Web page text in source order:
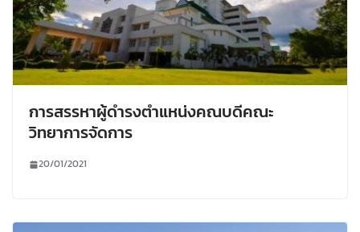
การสรรหาผู้ดำรงตำแหน่งคณบดีคณะ
วิทยาการจัดการ
20/01/2021